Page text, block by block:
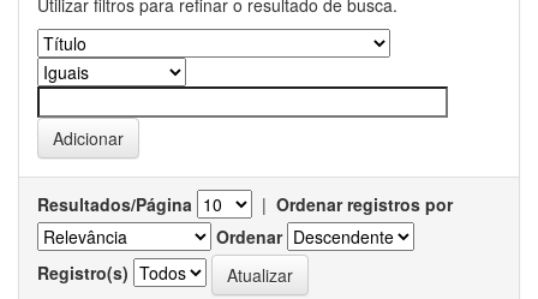
Utilizar filtros para refinar o resultado de busca.
Resultados/Página | Ordenar registros por
Ordenar
Registro(s)